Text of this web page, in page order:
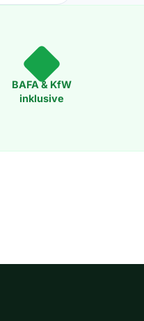
BAFA & KfW
inklusive